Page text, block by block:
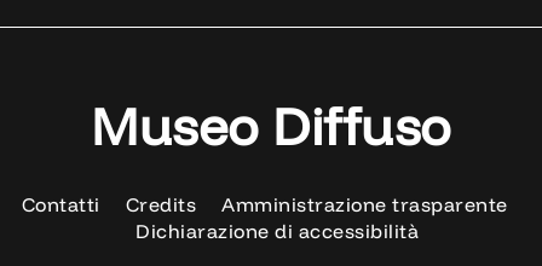
Museo Diffuso
Contatti Credits
Amministrazione trasparente
Dichiarazione di accessibilità